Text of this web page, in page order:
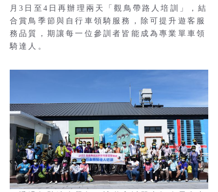
月3日至4日再辦理兩天「觀鳥帶路人培訓」，結
合賞鳥季節與自行車領騎服務，除可提升遊客服
務品質，期讓每一位參訓者皆能成為專業單車領
騎達人。